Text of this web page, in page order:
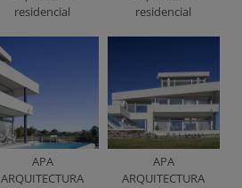
residencial
residencial
APA
ARQUITECTURA
APA
ARQUITECTURA